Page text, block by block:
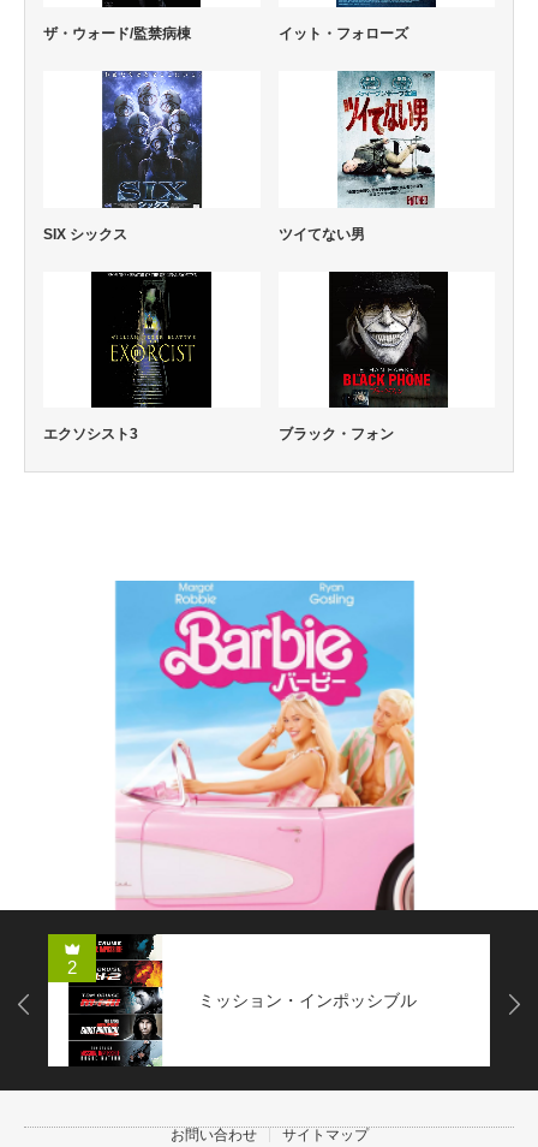
ザ・ウォード/監禁病棟 イット・フォローズ
SIX シックス ツイてない男
エクソシスト3 ブラック・フォン
2
ミッション・インポッシブル
Next
お問い合わせ サイトマップ